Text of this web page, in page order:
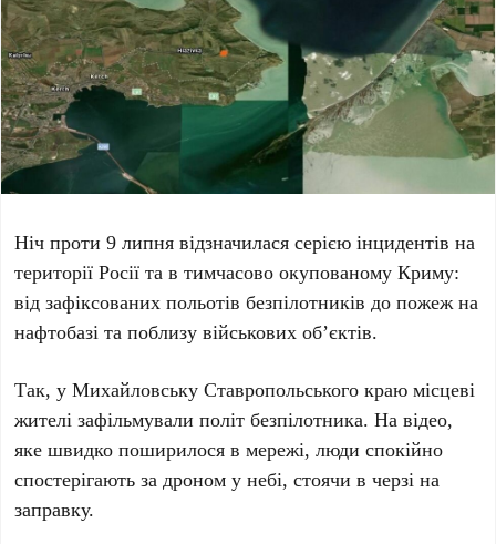
Ніч проти9 липня відзначилася серією інцидентів на
територіїРосії та в тимчасово окупованомуКриму:
від зафіксованих польотів безпілотників до пожеж на
нафтобазі та поблизу військових об’єктів.
Так, уМихайловську Ставропольського краю місцеві
жителі зафільмували політ безпілотника. На відео,
яке швидко поширилося в мережі, люди спокійно
спостерігають за дроном у небі, стоячи в черзі на
заправку.